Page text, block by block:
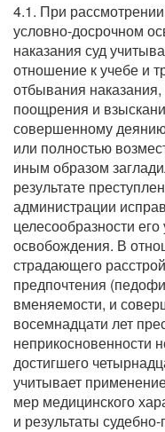
4.1. При
условно-досрочном
наказания суд
отношение к учебе и
отбывания
поощрения и
совершенному
или полностью
иным образом
результате
администрации
целесообразности
освобождения. В
страдающего
предпочтения
вменяемости, и
восемнадцати лет
неприкосновенности
достигшего
учитывает
мер медицинского
и результаты